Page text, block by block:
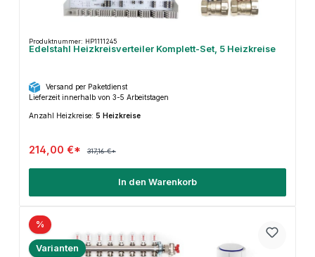
Produktnummer: HP1111245
Edelstahl Heizkreisverteiler Komplett-Set, 5 Heizkreise
Versand per Paketdienst
Lieferzeit innerhalb von 3-5 Arbeitstagen
Anzahl Heizkreise: 5 Heizkreise
214,00 €* 317,16 €*
In den Warenkorb
%
Varianten